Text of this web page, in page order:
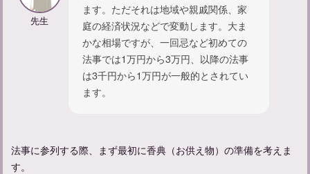
先生
ます。ただそれは地域や親戚関係、家
庭の経済状況などで変動します。大ま
かな相場ですが、一回忌など初めての
法事では1万円から3万円、以降の法事
は3千円から1万円が一般的とされてい
ます。
法事に参列する際、まず最初に香典（お供え物）の準備を考えま
す。